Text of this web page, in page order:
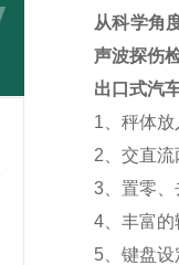
从科学角
声波探伤
出口式汽
1、秤体
2、交直
3、置零
4、丰富
5、键盘设